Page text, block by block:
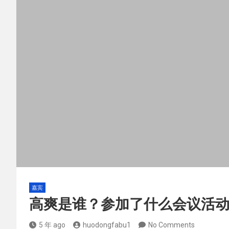
嘉宾
高爽是谁？参加了什么会议活
5 年 ago huodongfabu1 No Comments